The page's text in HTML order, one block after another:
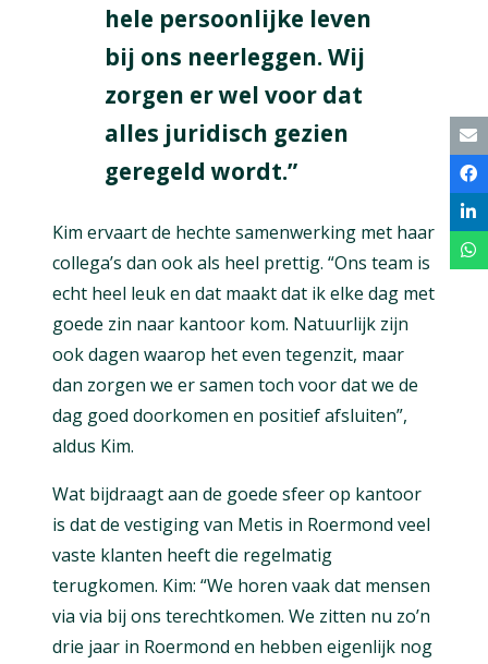
hele persoonlijke leven
bij ons neerleggen. Wij
zorgen er wel voor dat
alles juridisch gezien
geregeld wordt.”
Kim ervaart de hechte samenwerking met haar
collega’s dan ook als heel prettig. “Ons team is
echt heel leuk en dat maakt dat ik elke dag met
goede zin naar kantoor kom. Natuurlijk zijn
ook dagen waarop het even tegenzit, maar
dan zorgen we er samen toch voor dat we de
dag goed doorkomen en positief afsluiten”,
aldus Kim.
Wat bijdraagt aan de goede sfeer op kantoor
is dat de vestiging van Metis in Roermond veel
vaste klanten heeft die regelmatig
terugkomen. Kim: “We horen vaak dat mensen
via via bij ons terechtkomen. We zitten nu zo’n
drie jaar in Roermond en hebben eigenlijk nog